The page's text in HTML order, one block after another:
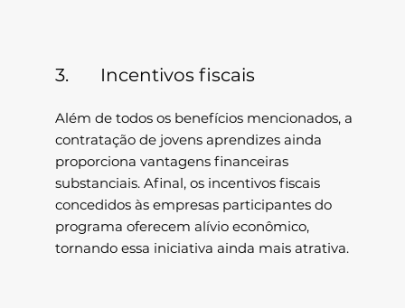
3. Incentivos fiscais
Além de todos os benefícios mencionados, a
contratação de jovens aprendizes ainda
proporciona vantagens financeiras
substanciais. Afinal, os incentivos fiscais
concedidos às empresas participantes do
programa oferecem alívio econômico,
tornando essa iniciativa ainda mais atrativa.